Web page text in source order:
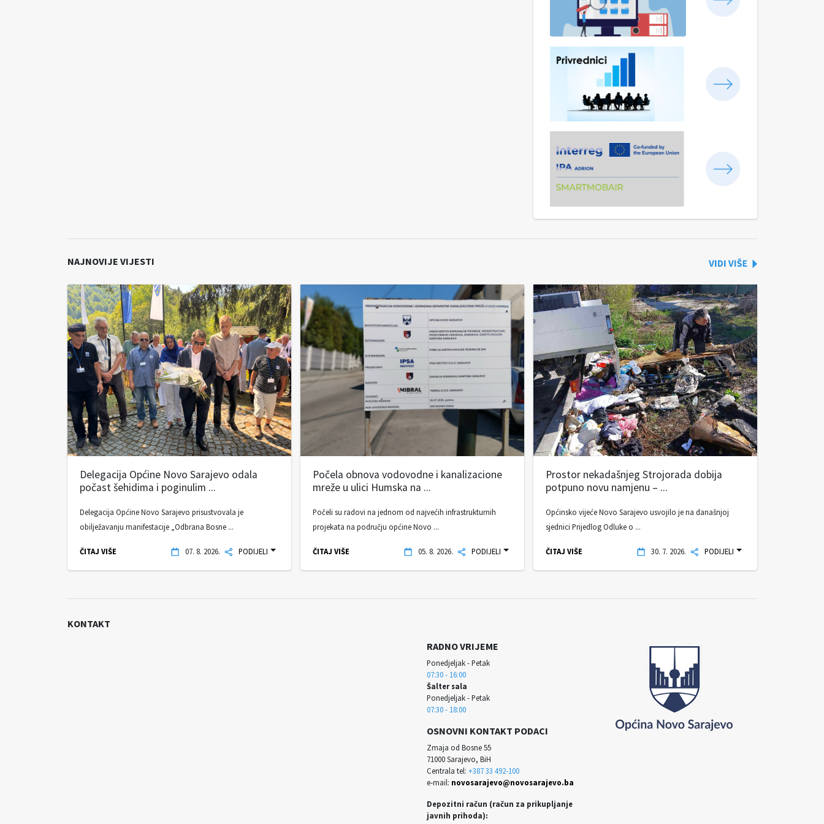
NAJNOVIJE VIJESTI
Delegacija Općine Novo Sarajevo odala
počast šehidima i poginulim ...
Delegacija Općine Novo Sarajevo prisustvovala je
obilježavanju manifestacije „Odbrana Bosne ...
ČITAJ VIŠE 07. 8. 2026. PODIJELI
Počela obnova vodovodne i kanalizacione
mreže u ulici Humska na ...
Počeli su radovi na jednom od najvećih infrastrukturnih
projekata na području općine Novo ...
ČITAJ VIŠE 05. 8. 2026. PODIJELI
Prostor nekadašnjeg Strojorada dobija
potpuno novu namjenu – ...
Općinsko vijeće Novo Sarajevo usvojilo je na današnjoj
sjednici Prijedlog Odluke o ...
ČITAJ VIŠE 30. 7. 2026. PODIJELI
KONTAKT
RADNO VRIJEME
Ponedjeljak - Petak
07:30 - 16:00
Šalter sala
Ponedjeljak - Petak
07:30 - 18:00
OSNOVNI KONTAKT PODACI
Zmaja od Bosne 55
71000 Sarajevo, BiH
Centrala tel: +387 33 492-100
e-mail: novosarajevo@novosarajevo.ba
Depozitni račun (račun za prikupljanje
javnih prihoda):